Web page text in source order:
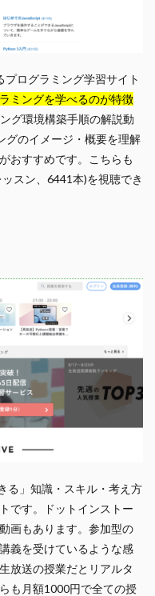
プログラミング学習サイト
ミングを学べるのが特徴
グ環境構築手順の解説動
グのイメージ・概要を理解
おすすめです。こちらも
スン、6441本)を視聴でき
る」知識・スキル・考え方
です。ドットインストー
画もあります。参加型の
義を受けているような感
放送の授業だとリアルタ
も月額1000円で全ての授